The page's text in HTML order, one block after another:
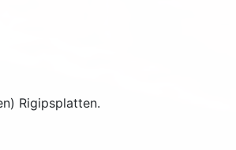
Rigipsplatten.